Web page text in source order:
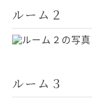
ルーム２
ルーム３